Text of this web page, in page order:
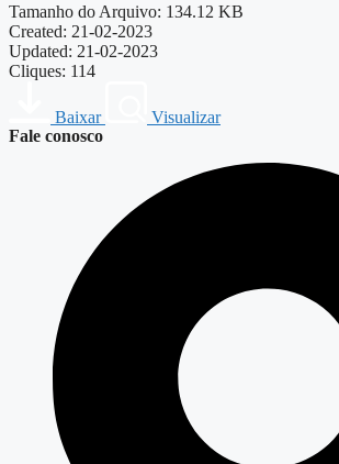
Tamanho do Arquivo: 134.12 KB
Created: 21-02-2023
Updated: 21-02-2023
Cliques: 114
Baixar
Visualizar
Fale conosco